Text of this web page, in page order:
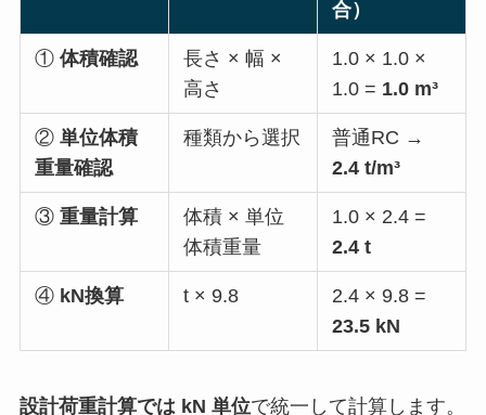
合）
①体積確認
長さ × 幅 ×
高さ
1.0 × 1.0 ×
1.0 = 1.0 m³
②単位体積
重量確認
種類から選択
普通RC →
2.4 t/m³
③重量計算
体積 × 単位
体積重量
1.0 × 2.4 =
2.4 t
④ kN換算 t × 9.8
2.4 × 9.8 =
23.5 kN
設計荷重計算では kN 単位で統一して計算します。